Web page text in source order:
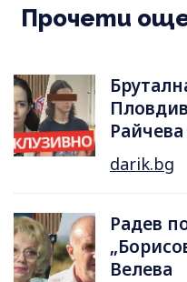
Прочети
Райчева
darik.bg
Радев
Велева